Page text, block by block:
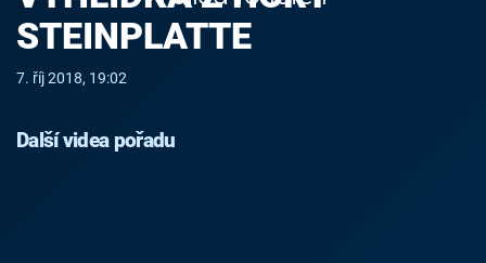
STEINPLATTE
7. říj 2018, 19:02
Další videa pořadu